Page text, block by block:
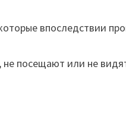
впоследствии
не посещают или не